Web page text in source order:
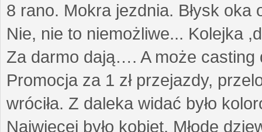
8 rano. Mokra jezdnia. Błysk oka
Nie, nie to niemożliwe... Kolejka
Za darmo dają…. A może casting
Promocja za 1 zł przejazdy,
wróciła. Z daleka widać było
Najwięcej było kobiet. Młode